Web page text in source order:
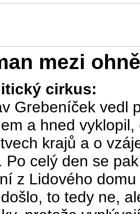
mezi
cirkus:
Grebeníček vedl
a hned
krajů a o
Po celý den se
z Lidového
to tedy ne,